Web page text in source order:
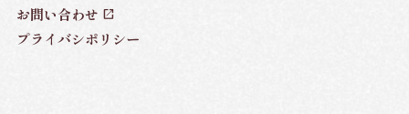
お問い合わせ
プライバシポリシー